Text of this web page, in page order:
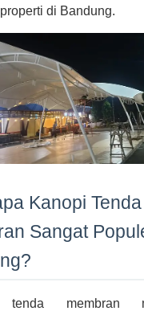
di Bandung.
Kanopi Tenda
Sangat
tenda membran